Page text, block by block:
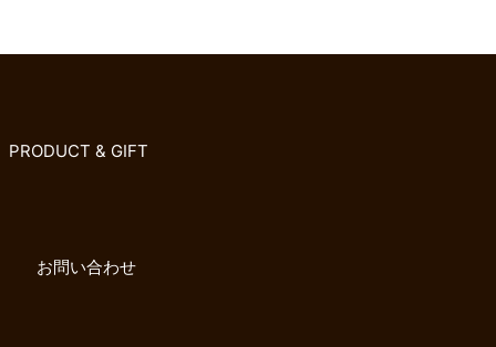
PRODUCT & GIFT
お問い合わせ